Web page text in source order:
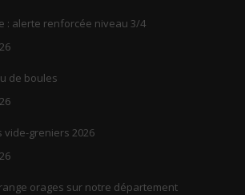
: alerte renforcée niveau 3/4
de boules
vide-greniers 2026
orages sur notre département